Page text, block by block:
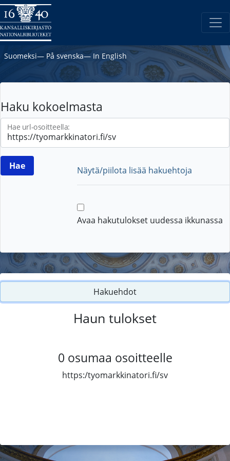
Suomeksi― På svenska― In English
Haku kokoelmasta
Hae url-osoitteella:
Näytä/piilota lisää hakuehtoja
Avaa hakutulokset uudessa ikkunassa
Hakuehdot
Haun tulokset
0 osumaa osoitteelle
https:/tyomarkkinatori.fi/sv